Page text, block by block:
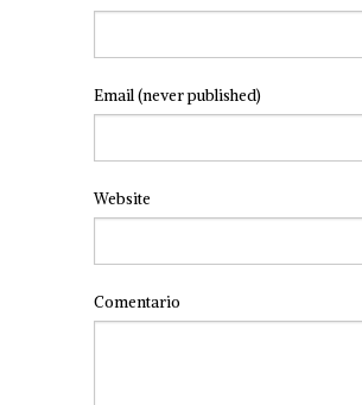
Email(never published)
Website
Comentario